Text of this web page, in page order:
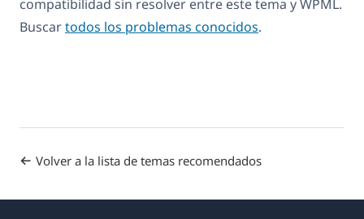
compatibilidad sin resolver entre este tema y WPML.
Buscartodos los problemas conocidos.
Volver a la lista de temas recomendados